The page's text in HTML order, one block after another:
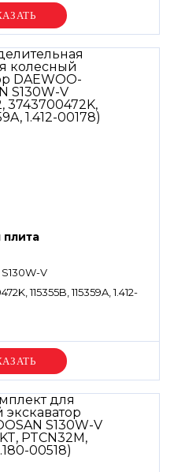
цену
V
115355B, 115359A, 1.412-
цену